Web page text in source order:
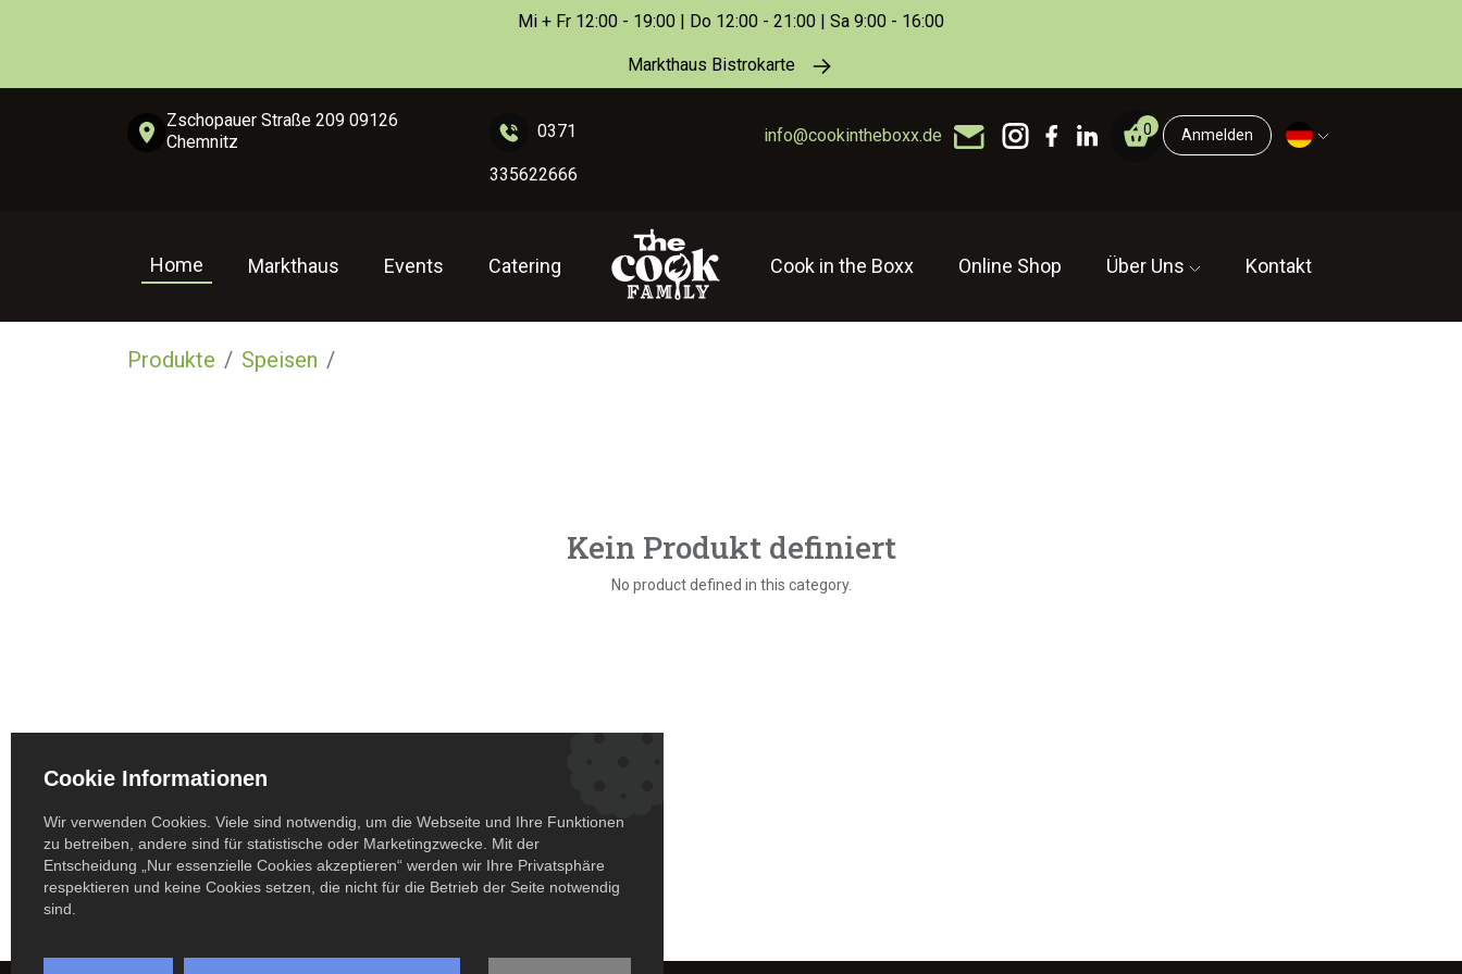
Mi + Fr 12:00 - 19:00 | Do 12:00 - 21:00 | Sa 9:00 - 16:00
Markthaus Bistrokarte
Zschopauer Straße 209 09126
Chemnitz
0371
335622666
info@cookintheboxx.de 0 Anmelden
Home Markthaus Events Catering Cook in the Boxx Online Shop Über Uns Kontakt
Produkte Speisen
Kein Produkt definiert
No product defined in this category.
Cookie Informationen
Wir verwenden Cookies. Viele sind notwendig, um die Webseite und Ihre Funktionen
zu betreiben, andere sind für statistische oder Marketingzwecke. Mit der
Entscheidung „Nur essenzielle Cookies akzeptieren“ werden wir Ihre Privatsphäre
respektieren und keine Cookies setzen, die nicht für die Betrieb der Seite notwendig
sind.